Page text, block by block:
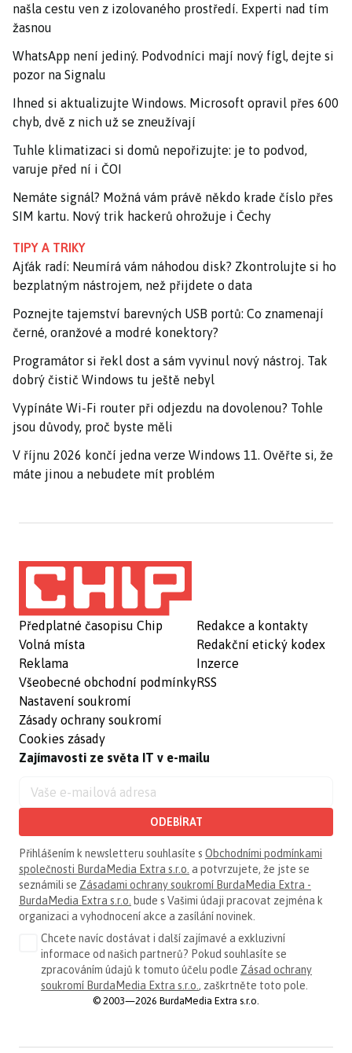
našla cestu ven z izolovaného prostředí. Experti nad tím
žasnou
WhatsApp není jediný. Podvodníci mají nový fígl, dejte si
pozor na Signalu
Ihned si aktualizujte Windows. Microsoft opravil přes 600
chyb, dvě z nich už se zneužívají
Tuhle klimatizaci si domů nepořizujte: je to podvod,
varuje před ní i ČOI
Nemáte signál? Možná vám právě někdo krade číslo přes
SIM kartu. Nový trik hackerů ohrožuje i Čechy
TIPY A TRIKY
Ajťák radí: Neumírá vám náhodou disk? Zkontrolujte si ho
bezplatným nástrojem, než přijdete o data
Poznejte tajemství barevných USB portů: Co znamenají
černé, oranžové a modré konektory?
Programátor si řekl dost a sám vyvinul nový nástroj. Tak
dobrý čistič Windows tu ještě nebyl
Vypínáte Wi-Fi router při odjezdu na dovolenou? Tohle
jsou důvody, proč byste měli
V říjnu 2026 končí jedna verze Windows 11. Ověřte si, že
máte jinou a nebudete mít problém
Předplatné časopisu Chip
Volná místa
Reklama
Všeobecné obchodní podmínky
Nastavení soukromí
Zásady ochrany soukromí
Cookies zásady
Redakce a kontakty
Redakční etický kodex
Inzerce
RSS
Zajímavosti ze světa IT v e-mailu
ODEBÍRAT
Přihlášením k newsletteru souhlasíte s Obchodními podmínkami
společnosti BurdaMedia Extra s.r.o. a potvrzujete, že jste se
seznámili se Zásadami ochrany soukromí BurdaMedia Extra -
BurdaMedia Extra s.r.o. bude s Vašimi údaji pracovat zejména k
organizaci a vyhodnocení akce a zasílání novinek.
Chcete navíc dostávat i další zajímavé a exkluzivní
informace od našich partnerů? Pokud souhlasíte se
zpracováním údajů k tomuto účelu podle Zásad ochrany
soukromí BurdaMedia Extra s.r.o. , zaškrtněte toto pole.
© 2003—2026 BurdaMedia Extra s.r.o.